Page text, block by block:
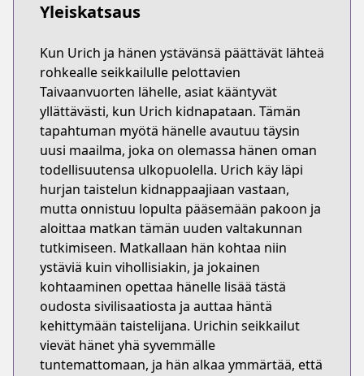
Yleiskatsaus
Kun Urich ja hänen ystävänsä päättävät lähteä
rohkealle seikkailulle pelottavien
Taivaanvuorten lähelle, asiat kääntyvät
yllättävästi, kun Urich kidnapataan. Tämän
tapahtuman myötä hänelle avautuu täysin
uusi maailma, joka on olemassa hänen oman
todellisuutensa ulkopuolella. Urich käy läpi
hurjan taistelun kidnappaajiaan vastaan,
mutta onnistuu lopulta pääsemään pakoon ja
aloittaa matkan tämän uuden valtakunnan
tutkimiseen. Matkallaan hän kohtaa niin
ystäviä kuin vihollisiakin, ja jokainen
kohtaaminen opettaa hänelle lisää tästä
oudosta sivilisaatiosta ja auttaa häntä
kehittymään taistelijana. Urichin seikkailut
vievät hänet yhä syvemmälle
tuntemattomaan, ja hän alkaa ymmärtää, että